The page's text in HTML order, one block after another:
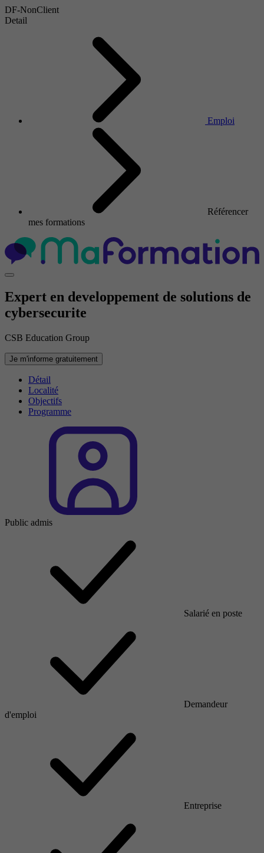
DF-NonClient
Detail
Emploi
Référencer
mes formations
Expert en developpement de solutions de
cybersecurite
CSB Education Group
Je m'informe gratuitement
Détail
Localité
Objectifs
Programme
Public admis
Salarié en poste
Demandeur
d'emploi
Entreprise